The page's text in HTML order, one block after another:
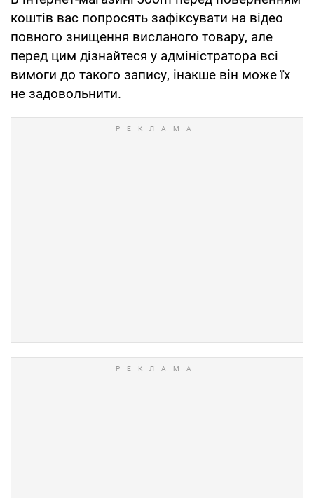
коштів вас попросять зафіксувати на відео
повного знищення висланого товару, але
перед цим дізнайтеся у адміністратора всі
вимоги до такого запису, інакше він може їх
не задовольнити.